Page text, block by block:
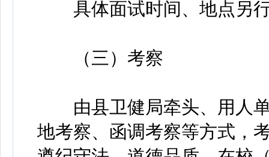
具体面试时间、地点另
（三）考察
由县卫健局牵头、用人单
地考察、函调考察等方式，